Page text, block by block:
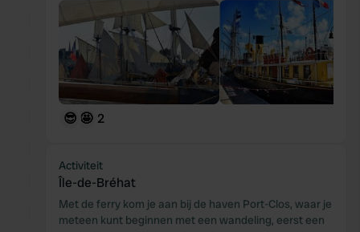
😎 🤩 2
Activiteit
Île-de-Bréhat
Met de ferry kom je aan bij de haven Port-Clos, waar je
meteen kunt beginnen met een wandeling, eerst een